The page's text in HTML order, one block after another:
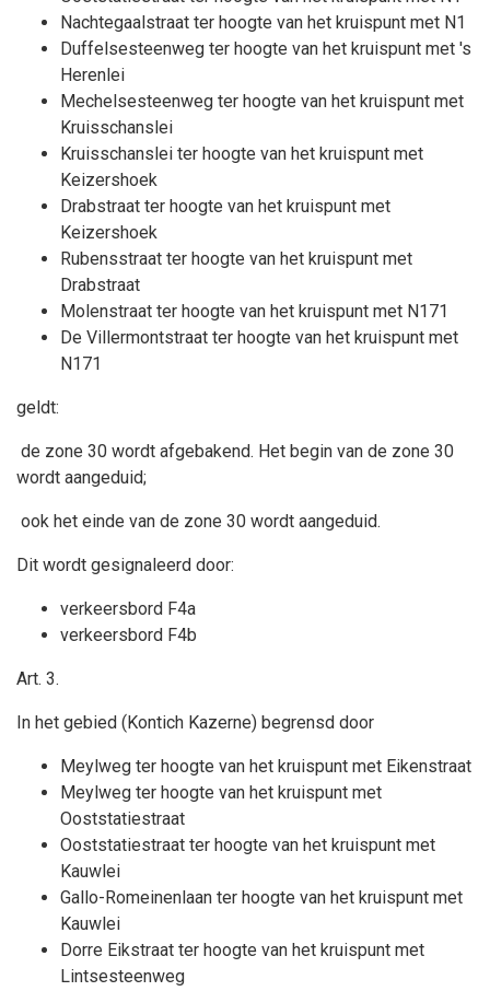
Nachtegaalstraat ter hoogte van het kruispunt met N1
Duffelsesteenweg ter hoogte van het kruispunt met 's
Herenlei
Mechelsesteenweg ter hoogte van het kruispunt met
Kruisschanslei
Kruisschanslei ter hoogte van het kruispunt met
Keizershoek
Drabstraat ter hoogte van het kruispunt met
Keizershoek
Rubensstraat ter hoogte van het kruispunt met
Drabstraat
Molenstraat ter hoogte van het kruispunt met N171
De Villermontstraat ter hoogte van het kruispunt met
N171
geldt:
de zone 30 wordt afgebakend. Het begin van de zone 30
wordt aangeduid;
ook het einde van de zone 30 wordt aangeduid.
Dit wordt gesignaleerd door:
verkeersbord F4a
verkeersbord F4b
Art. 3.
In het gebied (Kontich Kazerne) begrensd door
Meylweg ter hoogte van het kruispunt met Eikenstraat
Meylweg ter hoogte van het kruispunt met
Ooststatiestraat
Ooststatiestraat ter hoogte van het kruispunt met
Kauwlei
Gallo-Romeinenlaan ter hoogte van het kruispunt met
Kauwlei
Dorre Eikstraat ter hoogte van het kruispunt met
Lintsesteenweg